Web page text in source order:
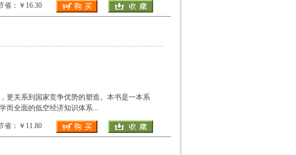
：￥16.30
更关系到国家竞争优势的塑造。本书是一本系
而全面的低空经济知识体系...
：￥11.80